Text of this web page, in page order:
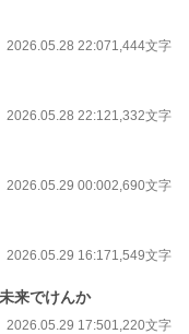
2026.05.28 22:071,444文字
2026.05.28 22:121,332文字
2026.05.29 00:002,690文字
2026.05.29 16:171,549文字
来でけんか
2026.05.29 17:501,220文字